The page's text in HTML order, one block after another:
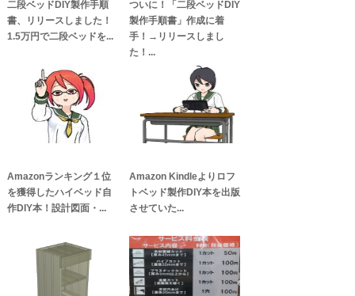
二段ベッドDIY製作手順
書、リリースしました！
1.5万円で二段ベッドを...
ついに！「二段ベッドDIY
製作手順書」作成に着
手！→リリースしまし
た！...
Amazonランキング１位
を獲得したハイベッド自
作DIY本！設計図面・...
Amazon Kindleよりロフ
トベッド製作DIY本を出版
させていた...